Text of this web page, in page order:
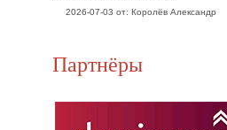
2026-07-03 от: Королёв Александр
Партнёры